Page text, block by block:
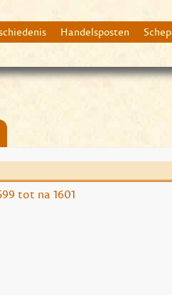
Handelsposten
tot na 1601